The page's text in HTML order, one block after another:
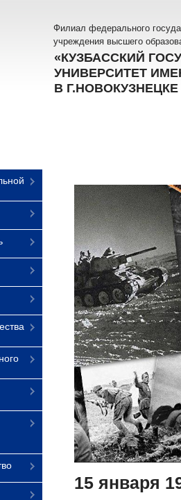
Филиал федерального
учреждения высшего
«КУЗБАССКИЙ
УНИВЕРСИТЕТ
В Г.НОВОКУЗНЕЦКЕ
15 января